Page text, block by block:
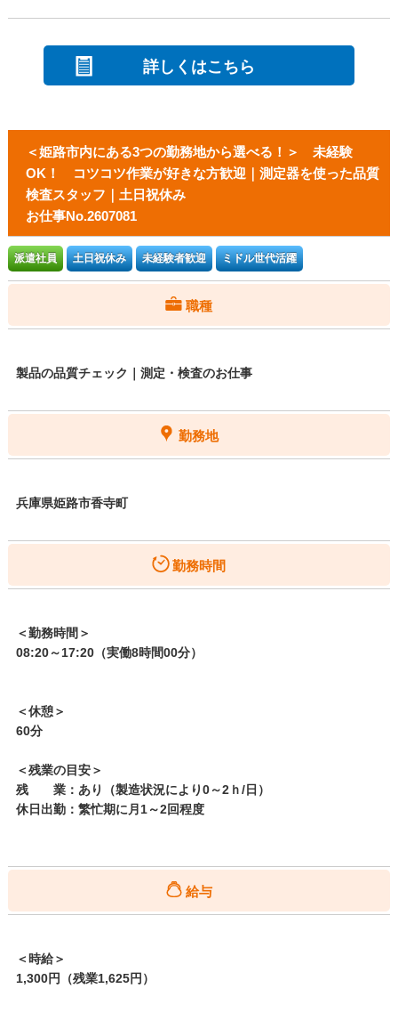
詳しくはこちら
＜姫路市内にある3つの勤務地から選べる！＞ 未経験
OK！ コツコツ作業が好きな方歓迎｜測定器を使った品質
検査スタッフ｜土日祝休み
お仕事No.2607081
派遣社員 土日祝休み 未経験者歓迎 ミドル世代活躍
職種
製品の品質チェック｜測定・検査のお仕事
勤務地
兵庫県姫路市香寺町
勤務時間
＜勤務時間＞
08:20～17:20（実働8時間00分）
＜休憩＞
60分
＜残業の目安＞
残 業：あり（製造状況により0～2ｈ/日）
休日出勤：繁忙期に月1～2回程度
給与
＜時給＞
1,300円（残業1,625円）